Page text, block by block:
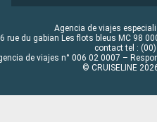
Agencia de viajes
rue du gabian Les flots bleus MC 98
contact tel :
de viajes n° 006 02 0007 –
© CRUISELINE